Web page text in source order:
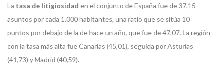
La tasa de litigiosidad en el conjunto de España fue de 37,15
asuntos por cada 1.000 habitantes, una ratio que se sitúa 10
puntos por debajo de la de hace un año, que fue de 47,07. La región
con la tasa más alta fue Canarias (45,01), seguida por Asturias
(41,73) y Madrid (40,59).